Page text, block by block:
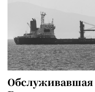
Обслуживавшая